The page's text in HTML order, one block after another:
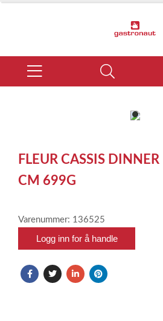
item
of
1
FLEUR CASSIS
CM 699G
Varenummer: 136525
Logg inn for å handle